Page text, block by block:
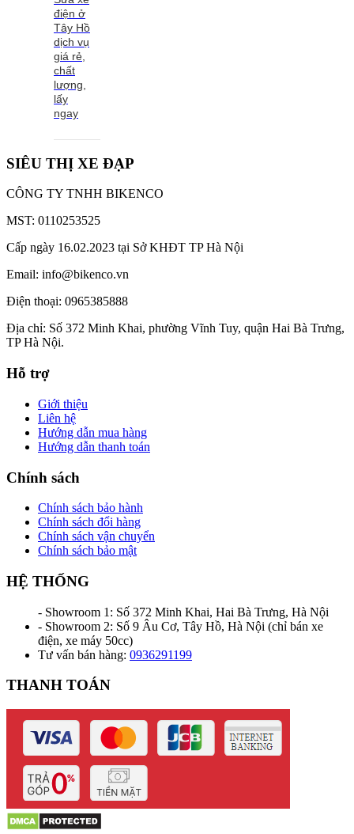
điện ở
Tây Hồ
dịch vụ
giá rẻ,
chất
lượng,
lấy
ngay
SIÊU THỊ XE ĐẠP
CÔNG TY TNHH BIKENCO
MST: 0110253525
Cấp ngày 16.02.2023 tại Sở KHĐT TP Hà Nội
Email: info@bikenco.vn
Điện thoại: 0965385888
Địa chỉ: Số 372 Minh Khai, phường Vĩnh Tuy, quận Hai Bà Trưng,
TP Hà Nội.
Hỗ trợ
Giới thiệu
Liên hệ
Hướng dẫn mua hàng
Hướng dẫn thanh toán
Chính sách
Chính sách bảo hành
Chính sách đổi hàng
Chính sách vận chuyển
Chính sách bảo mật
HỆ THỐNG
- Showroom 1: Số 372 Minh Khai, Hai Bà Trưng, Hà Nội
- Showroom 2: Số 9 Âu Cơ, Tây Hồ, Hà Nội (chỉ bán xe
điện, xe máy 50cc)
Tư vấn bán hàng: 0936291199
THANH TOÁN